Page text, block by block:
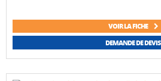
VOIR LA FICHE
DEMANDE DE DEVIS